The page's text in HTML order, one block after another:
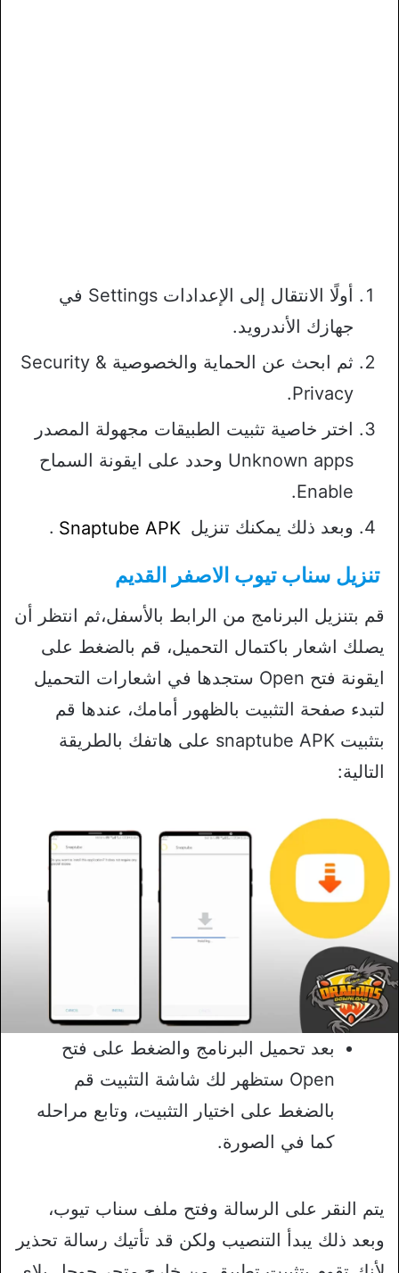
أولًا الانتقال إلى الإعدادات Settings في
جهازك الأندرويد.
ثم ابحث عن الحماية والخصوصية Security &
Privacy.
اختر خاصية تثبيت الطبيقات مجهولة المصدر
Unknown apps وحدد على ايقونة السماح
Enable.
وبعد ذلك يمكنك تنزيل Snaptube APK
.
تنزيل سناب تيوب الاصفر القديم
قم بتنزيل البرنامج من الرابط بالأسفل،ثم انتظر أن
يصلك اشعار باكتمال التحميل، قم بالضغط على
ايقونة فتح Open ستجدها في اشعارات التحميل
لتبدء صفحة التثبيت بالظهور أمامك، عندها قم
بتثبيت snaptube APK على هاتفك بالطريقة
التالية:
بعد تحميل البرنامج والضغط على فتح
Open ستظهر لك شاشة التثبيت قم
بالضغط على اختيار التثبيت، وتابع مراحله
كما في الصورة.
يتم النقر على الرسالة وفتح ملف سناب تيوب،
وبعد ذلك يبدأ التنصيب ولكن قد تأتيك رسالة تحذير